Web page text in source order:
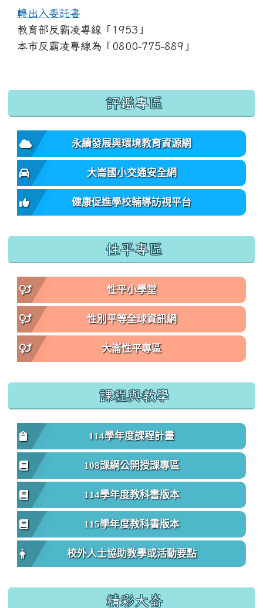
轉出入委託書
教育部反霸凌專線「1953」
本市反霸凌專線為「0800-775-889」
:::
評鑑專區
永續發展與環境教育資源網
大崙國小交通安全網
健康促進學校輔導訪視平台
性平專區
性平小學堂
性別平等全球資訊網
大崙性平專區
課程與教學
114學年度課程計畫
108課綱公開授課專區
114學年度教科書版本
115學年度教科書版本
校外人士協助教學或活動要點
精彩大崙